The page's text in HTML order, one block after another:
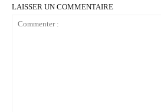
LAISSER UN COMMENTAIRE